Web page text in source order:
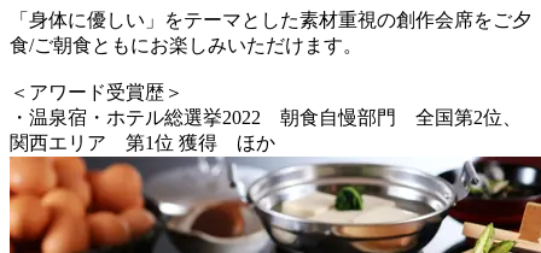
「身体に優しい」をテーマとした素材重視の創作会席をご夕
食/ご朝食ともにお楽しみいただけます。
＜アワード受賞歴＞
・温泉宿・ホテル総選挙2022 朝食自慢部門 全国第2位、
関西エリア 第1位 獲得 ほか